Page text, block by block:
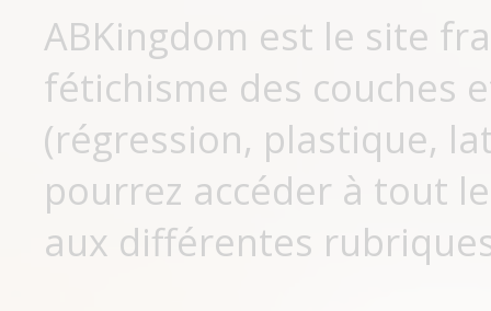
ABKingdom est le site
fétichisme des couches
(régression, plastique,
pourrez accéder à tout
aux différentes